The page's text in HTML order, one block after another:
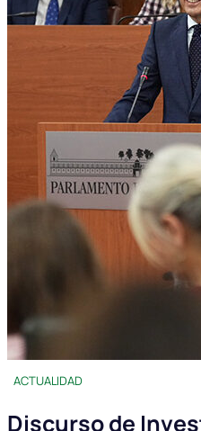
ACTUALIDAD
Discurso de